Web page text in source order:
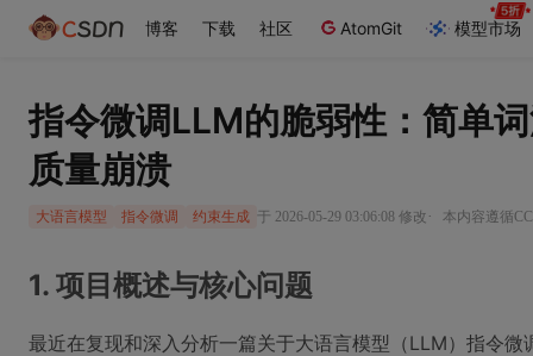
博客 下载 社区 AtomGit 模型市场
指令微调LLM的脆弱性：简单
质量崩溃
大语言模型 指令微调 约束生成 于 2026-05-29 03:06:08 修改 · 本内容遵循
1. 项目概述与核心问题
最近在复现和深入分析一篇关于大语言模型（LLM）指令